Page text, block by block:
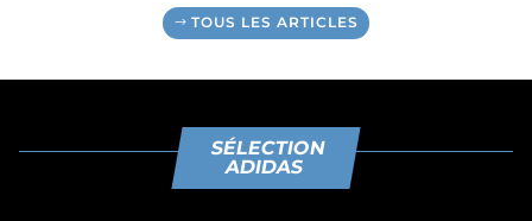
TOUS LES ARTICLES
SÉLECTION
ADIDAS